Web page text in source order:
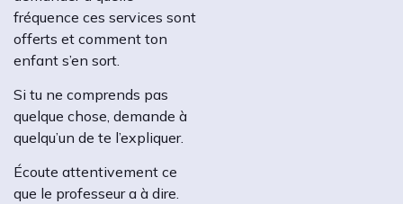
fréquence ces services sont
offerts et comment ton
enfant s’en sort.
Si tu ne comprends pas
quelque chose, demande à
quelqu’un de te l’expliquer.
Écoute attentivement ce
que le professeur a à dire.